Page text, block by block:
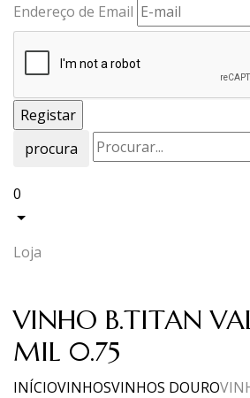
Endereço de Email
procura
0
Loja
VINHO B.TITAN
MIL 0.75
INÍCIOVINHOSVINHOS DOURO